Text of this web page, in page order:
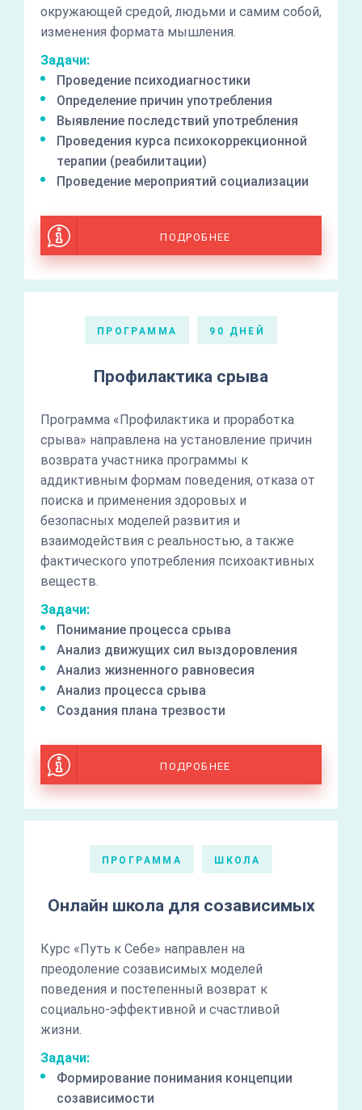
окружающей средой, людьми и самим собой,
изменения формата мышления.
Задачи:
Проведение психодиагностики
Определение причин употребления
Выявление последствий употребления
Проведения курса психокоррекционной
терапии (реабилитации)
Проведение мероприятий социализации
ПОДРОБНЕЕ
ПРОГРАММА 90 ДНЕЙ
Профилактика срыва
Программа «Профилактика и проработка
срыва» направлена на установление причин
возврата участника программы к
аддиктивным формам поведения, отказа от
поиска и применения здоровых и
безопасных моделей развития и
взаимодействия с реальностью, а также
фактического употребления психоактивных
веществ.
Задачи:
Понимание процесса срыва
Анализ движущих сил выздоровления
Анализ жизненного равновесия
Анализ процесса срыва
Создания плана трезвости
ПОДРОБНЕЕ
ПРОГРАММА ШКОЛА
Онлайн школа для созависимых
Курс «Путь к Себе» направлен на
преодоление созависимых моделей
поведения и постепенный возврат к
социально-эффективной и счастливой
жизни.
Задачи:
Формирование понимания концепции
созависимости